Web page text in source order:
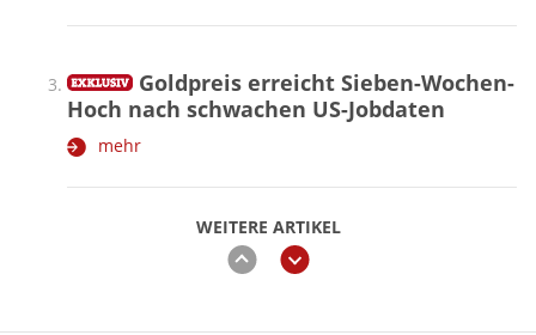
WEITERE ARTIKEL
zurückweiter
Goldpreis erreicht Sieben-Wochen-
Hoch nach schwachen US-Jobdaten
mehr